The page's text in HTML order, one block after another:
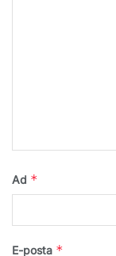
Ad *
E-posta *